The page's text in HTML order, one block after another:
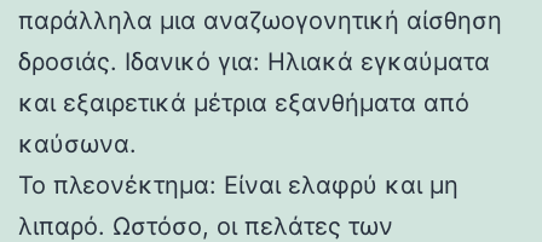
παράλληλα μια αναζωογονητική αίσθηση
δροσιάς. Ιδανικό για: Ηλιακά εγκαύματα
και εξαιρετικά μέτρια εξανθήματα από
καύσωνα.
Το πλεονέκτημα: Είναι ελαφρύ και μη
λιπαρό. Ωστόσο, οι πελάτες των